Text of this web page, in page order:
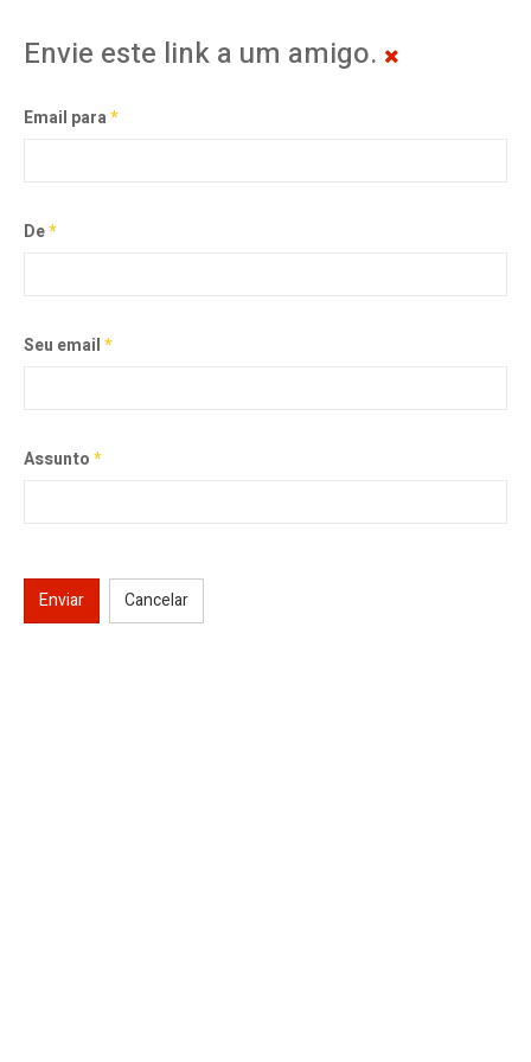
Envie este link a um amigo.
Email para*
De*
Seu email*
Assunto*
Enviar Cancelar